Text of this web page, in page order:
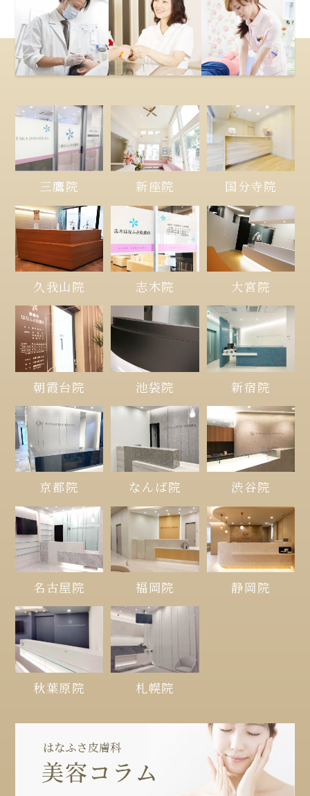
三鷹院 新座院 国分寺院
久我山院 志木院 大宮院
朝霞台院 池袋院 新宿院
京都院 なんば院 渋谷院
名古屋院 福岡院 静岡院
秋葉原院 札幌院